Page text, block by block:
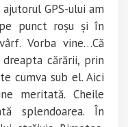
GPS-ului am
punct roșu și în
Vorba vine…Că
cărării, prin
cumva sub el. Aici
meritată. Cheile
splendoarea. În